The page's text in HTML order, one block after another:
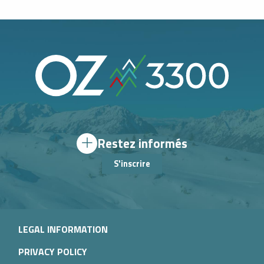
Restez informés
S'inscrire
LEGAL INFORMATION
PRIVACY POLICY